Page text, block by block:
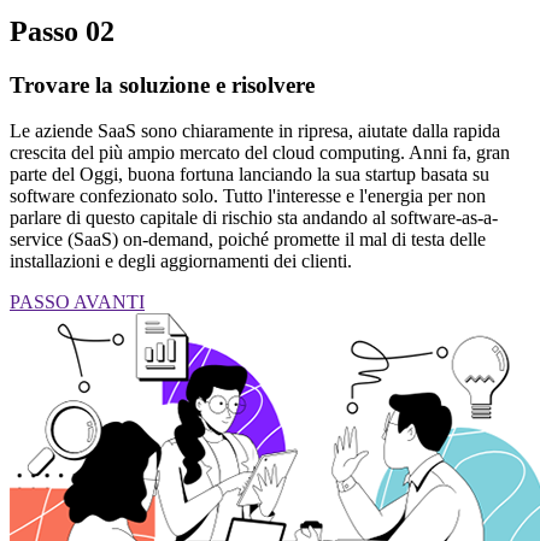
Passo 02
Trovare la soluzione e risolvere
Le aziende SaaS sono chiaramente in ripresa, aiutate dalla rapida
crescita del più ampio mercato del cloud computing. Anni fa, gran
parte del Oggi, buona fortuna lanciando la sua startup basata su
software confezionato solo. Tutto l'interesse e l'energia per non
parlare di questo capitale di rischio sta andando al software-as-a-
service (SaaS) on-demand, poiché promette il mal di testa delle
installazioni e degli aggiornamenti dei clienti.
PASSO AVANTI